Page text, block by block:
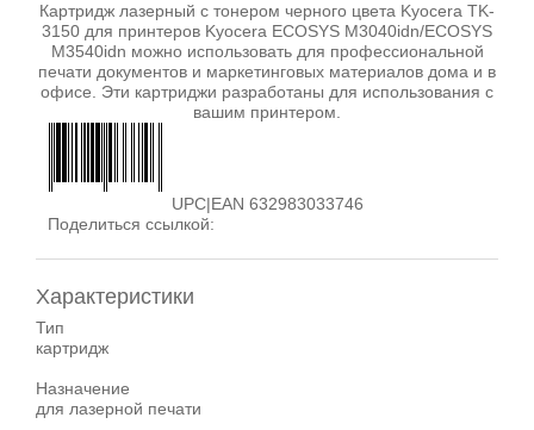
Картридж лазерный с тонером черного цвета Kyocera TK-
3150 для принтеров Kyocera ECOSYS M3040idn/ECOSYS
M3540idn можно использовать для профессиональной
печати документов и маркетинговых материалов дома и в
офисе. Эти картриджи разработаны для использования с
вашим принтером.
UPC|EAN 632983033746
Поделиться ссылкой:
Характеристики
Тип
картридж
Назначение
для лазерной печати